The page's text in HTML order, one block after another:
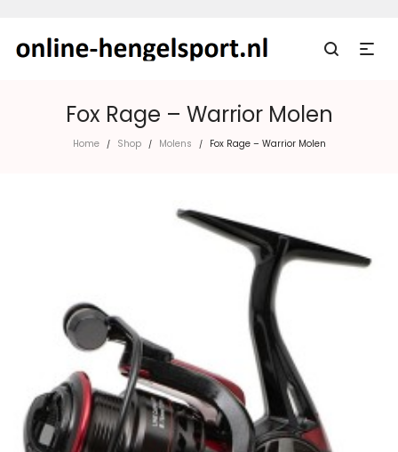
Fox Rage – Warrior Molen
Home / Shop / Molens / Fox Rage – Warrior Molen